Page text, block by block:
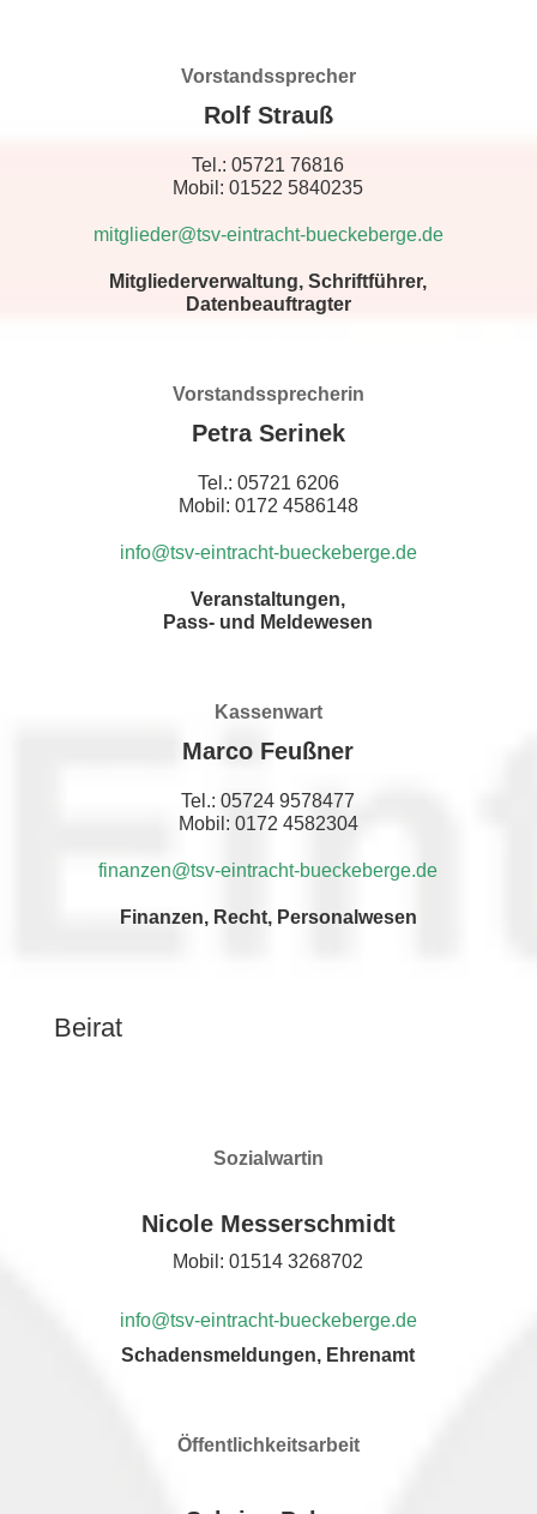
Vorstandssprecher
Rolf Strauß
Tel.: 05721 76816
Mobil: 01522 5840235
mitglieder@tsv-eintracht-bueckeberge.de
Mitgliederverwaltung, Schriftführer,
Datenbeauftragter
Vorstandssprecherin
Petra Serinek
Tel.: 05721 6206
Mobil: 0172 4586148
info@tsv-eintracht-bueckeberge.de
Veranstaltungen,
Pass- und Meldewesen
Kassenwart
Marco Feußner
Tel.: 05724 9578477
Mobil: 0172 4582304
finanzen@tsv-eintracht-bueckeberge.de
Finanzen, Recht, Personalwesen
Beirat
Sozialwartin
Nicole Messerschmidt
Mobil: 01514 3268702
info@tsv-eintracht-bueckeberge.de
Schadensmeldungen, Ehrenamt
Öffentlichkeitsarbeit